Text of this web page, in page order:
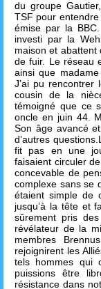
du groupe
TSF pour
émise par la
investi par la
maison et abattent
de fuir. Le réseau
ainsi que
J’ai pu rencontrer
cousin de la
témoigné que ce
oncle en juin 44.
Son âge avancé
d’autres
fit pas en une
faisaient circuler
concevable de
complexe sans se
étaient simple de
jusqu’à la tête et
sûrement pris
révélateur de la
membres
rejoignirent les
tels hommes qui
puissions être
résistance dans